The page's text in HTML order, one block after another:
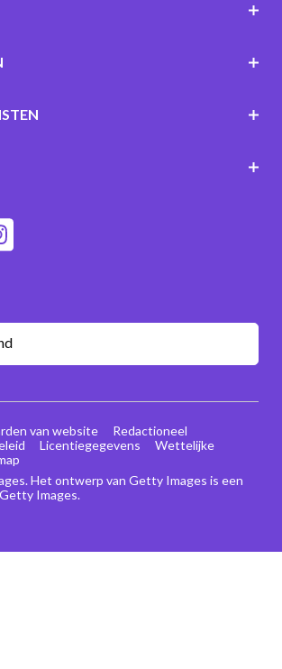
Het ontwerp van Getty Images is een
Images.
van website
Redactioneel
Licentiegegevens
Wettelijke